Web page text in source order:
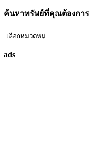
ค้นหาทรัพย์ที่คุณต้องการ
ค้นหา
ที่
ads